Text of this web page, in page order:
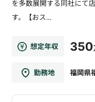
を多数展開する同社にて
す。【おス...
想定年収 350
勤務地 福岡県